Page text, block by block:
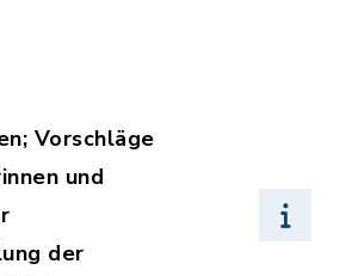
Vorschläge
und
der